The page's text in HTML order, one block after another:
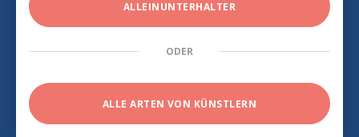
ALLEINUNTERHALTER
ODER
ALLE ARTEN VON KÜNSTLERN